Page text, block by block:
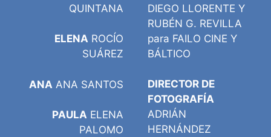
QUINTANA
ELENA ROCÍO
SUÁREZ
ANA ANA SANTOS
PAULA ELENA
PALOMO
DIEGO LLORENTE Y
RUBÉN G. REVILLA
para FAILO CINE Y
BÁLTICO
DIRECTOR DE
FOTOGRAFÍA
ADRIÁN
HERNÁNDEZ